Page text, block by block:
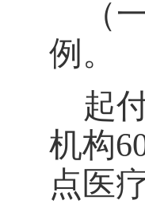
（
例。
起
机构
点医